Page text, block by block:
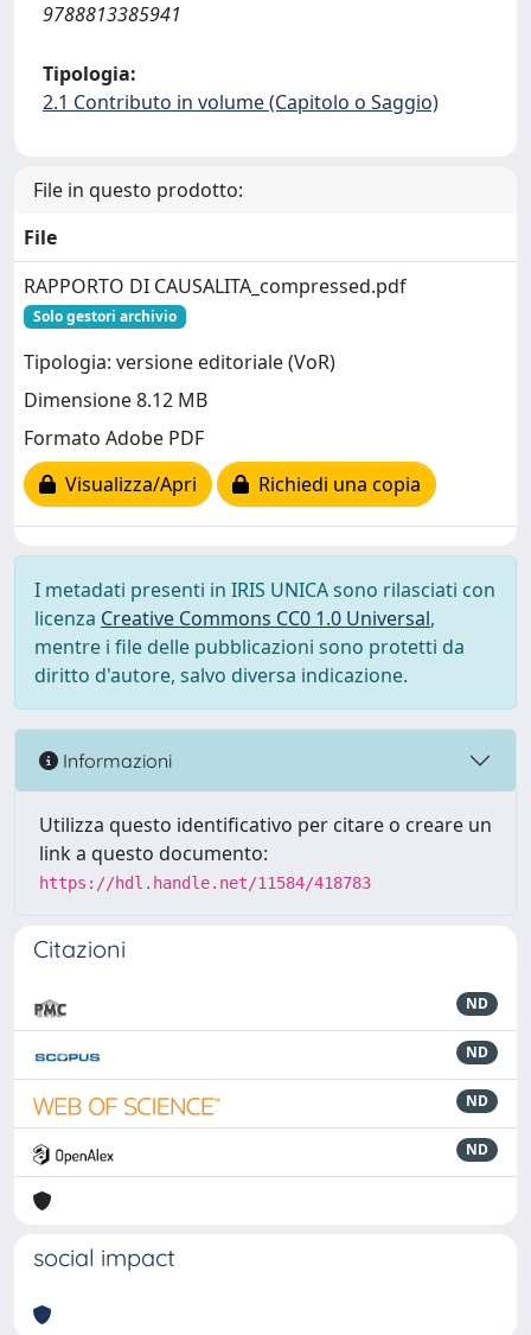
9788813385941
Tipologia:
2.1 Contributo in volume (Capitolo o Saggio)
File in questo prodotto:
File
RAPPORTO DI CAUSALITA_compressed.pdf
Solo gestori archivio
Tipologia: versione editoriale (VoR)
Dimensione 8.12 MB
Formato Adobe PDF
Visualizza/Apri
Richiedi una copia
I metadati presenti in IRIS UNICA sono rilasciati con
licenza Creative Commons CC0 1.0 Universal,
mentre i file delle pubblicazioni sono protetti da
diritto d'autore, salvo diversa indicazione.
Informazioni
Utilizza questo identificativo per citare o creare un
link a questo documento:
https://hdl.handle.net/11584/418783
Citazioni
ND
ND
ND
ND
social impact